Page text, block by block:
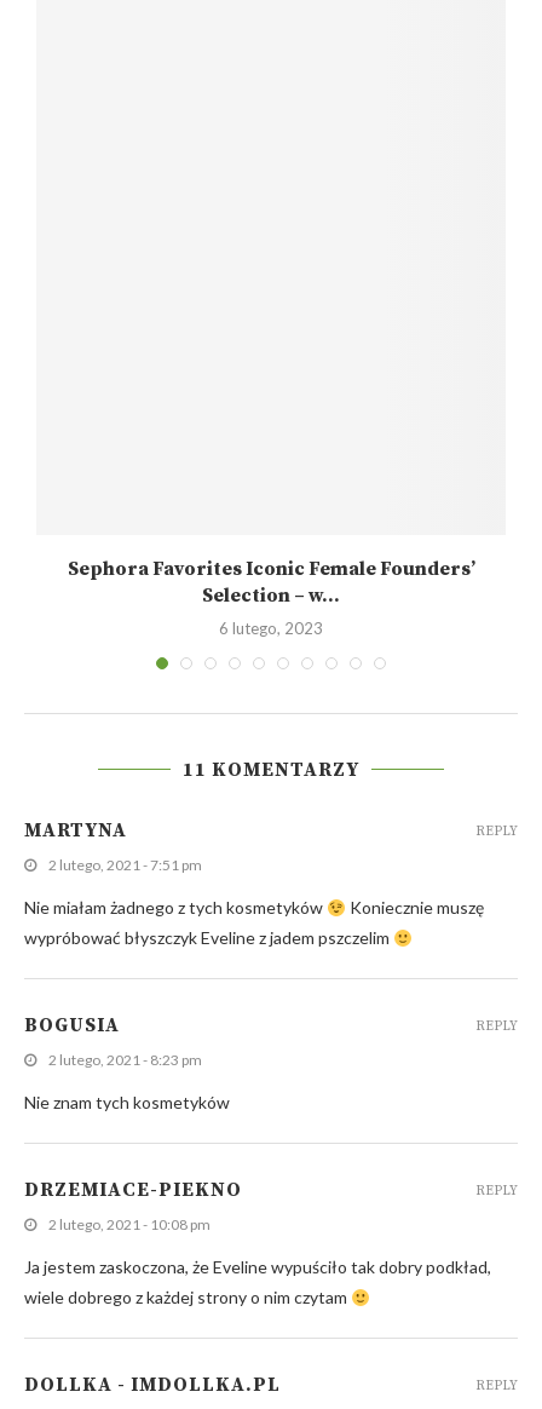
Sephora Favorites Iconic Female Founders’
Selection – w...
6 lutego, 2023
11 KOMENTARZY
MARTYNA
2 lutego, 2021 - 7:51 pm
Nie miałam żadnego z tych kosmetyków
Koniecznie muszę
wypróbować błyszczyk Eveline z jadem pszczelim
REPLY
BOGUSIA
2 lutego, 2021 - 8:23 pm
Nie znam tych kosmetyków
REPLY
DRZEMIACE-PIEKNO
2 lutego, 2021 - 10:08 pm
Ja jestem zaskoczona, że Eveline wypuściło tak dobry podkład,
wiele dobrego z każdej strony o nim czytam
REPLY
DOLLKA - IMDOLLKA.PL REPLY